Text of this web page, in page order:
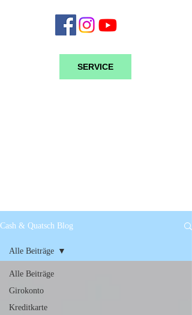
SERVICE
Cash & Quatsch Blog
Alle Beiträge
Girokonto
Kreditkarte
Alle Beiträge